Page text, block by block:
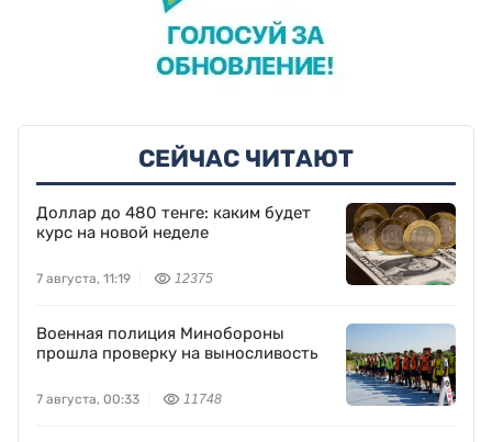
СЕЙЧАС ЧИТАЮТ
Доллар до 480 тенге: каким будет
курс на новой неделе
7 августа, 11:19 12375
Военная полиция Минобороны
прошла проверку на выносливость
7 августа, 00:33 11748